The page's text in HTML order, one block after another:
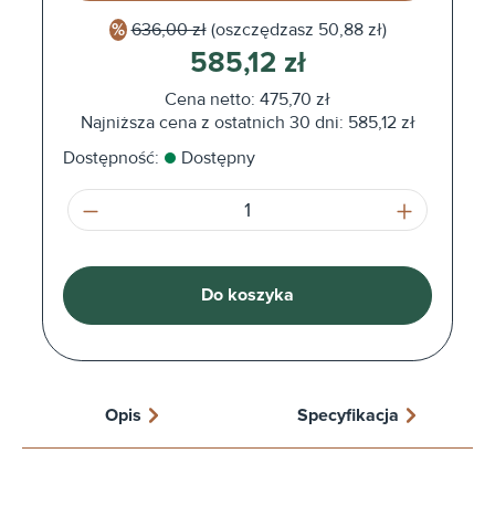
636,00 zł (oszczędzasz 50,88 zł)
585,12 zł
Cena netto: 475,70 zł
Najniższa cena z ostatnich 30 dni: 585,12 zł
Dostępność:
Dostępny
Ilość produktu: Wprowadź żądaną
Do koszyka
Opis Specyfikacja